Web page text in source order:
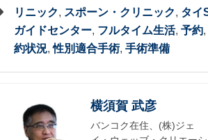
リニック, スポーン・クリニック, タイ
ガイドセンター, フルタイム生活, 予約,
約状況,性別適合手術, 手術準備
横須賀 武彦
バンコク在住、(株)ジェ